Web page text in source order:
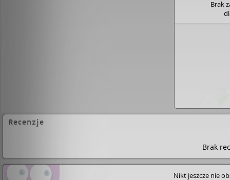
Brak
Recenzje
Brak
Nikt jeszcze nie